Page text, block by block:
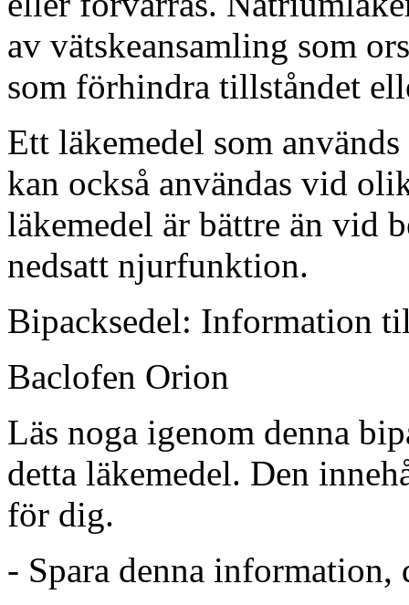
av vätskeansamling som
som förhindra tillståndet
Ett läkemedel som
kan också användas vid
läkemedel är bättre än vid
nedsatt njurfunktion.
Bipacksedel: Information
Baclofen Orion
Läs noga igenom denna
detta läkemedel. Den
för dig.
- Spara denna information,